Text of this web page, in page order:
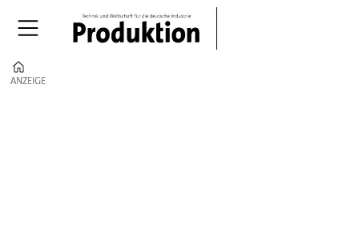
ANZEIGE
ANZEIGE